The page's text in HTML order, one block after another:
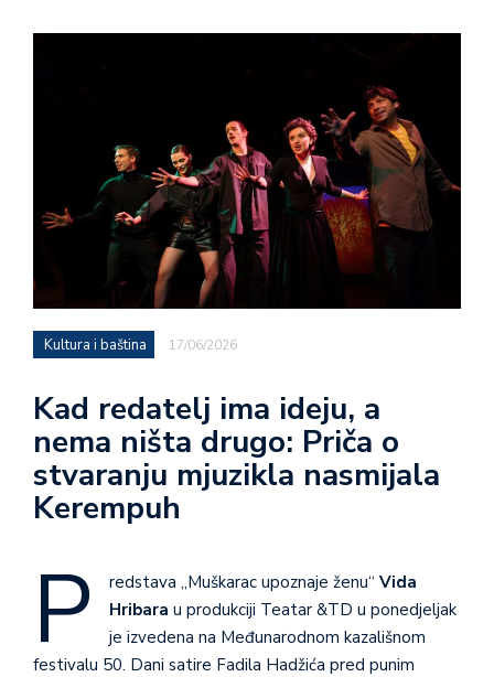
Kultura i baština 17/06/2026
Kad redatelj ima ideju, a
nema ništa drugo: Priča o
stvaranju mjuzikla nasmijala
Kerempuh
P redstava „Muškarac upoznaje ženu“ Vida
Hribara u produkciji Teatar &TD u ponedjeljak
je izvedena na Međunarodnom kazališnom
festivalu 50. Dani satire Fadila Hadžića pred punim